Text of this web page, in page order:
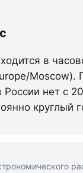
в
Moscow).
России нет с
круглый